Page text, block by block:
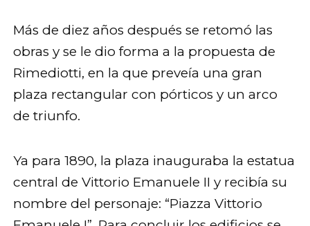
Más de diez años después se retomó las
obras y se le dio forma a la propuesta de
Rimediotti, en la que preveía una gran
plaza rectangular con pórticos y un arco
de triunfo.
Ya para 1890, la plaza inauguraba la estatua
central de Vittorio Emanuele II y recibía su
nombre del personaje: “Piazza Vittorio